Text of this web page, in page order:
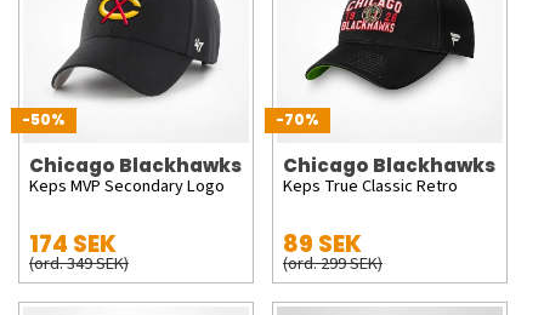
-50%
Chicago Blackhawks
Keps MVP Secondary Logo
174 SEK
(ord. 349 SEK)
-70%
Chicago Blackhawks
Keps True Classic Retro
89 SEK
(ord. 299 SEK)